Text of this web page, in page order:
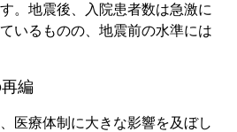
。地震後、入院患者数は急激に
いるものの、地震前の水準には
編
医療体制に大きな影響を及ぼし